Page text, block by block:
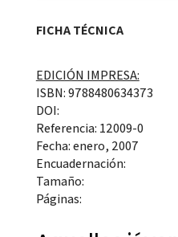
FICHA TÉCNICA
EDICIÓN IMPRESA:
ISBN: 9788480634373
DOI:
Referencia: 12009-0
Fecha: enero, 2007
Encuadernación:
Tamaño:
Páginas: